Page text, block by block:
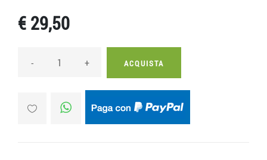
€ 29,50
- + ACQUISTA